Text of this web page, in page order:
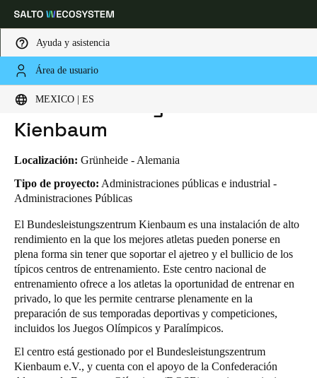
Ayuda y asistencia
Área de usuario
MEXICO | ES
Elija su ubicación y configuración de idioma
Global
Mexico|Español
Mexico
Español
Colombia
Español
Chile
Español
HOME INDUSTRIAS
BUNDESLEISTUNGSZENTRUM KIENBAUM
Bundesleistungszentrum
Kienbaum
Localización: Grünheide - Alemania
Tipo de proyecto: Administraciones públicas e industrial -
Administraciones Públicas
El Bundesleistungszentrum Kienbaum es una instalación de alto
rendimiento en la que los mejores atletas pueden ponerse en
plena forma sin tener que soportar el ajetreo y el bullicio de los
típicos centros de entrenamiento. Este centro nacional de
entrenamiento ofrece a los atletas la oportunidad de entrenar en
privado, lo que les permite centrarse plenamente en la
preparación de sus temporadas deportivas y competiciones,
incluidos los Juegos Olímpicos y Paralímpicos.
El centro está gestionado por el Bundesleistungszentrum
Kienbaum e.V., y cuenta con el apoyo de la Confederación